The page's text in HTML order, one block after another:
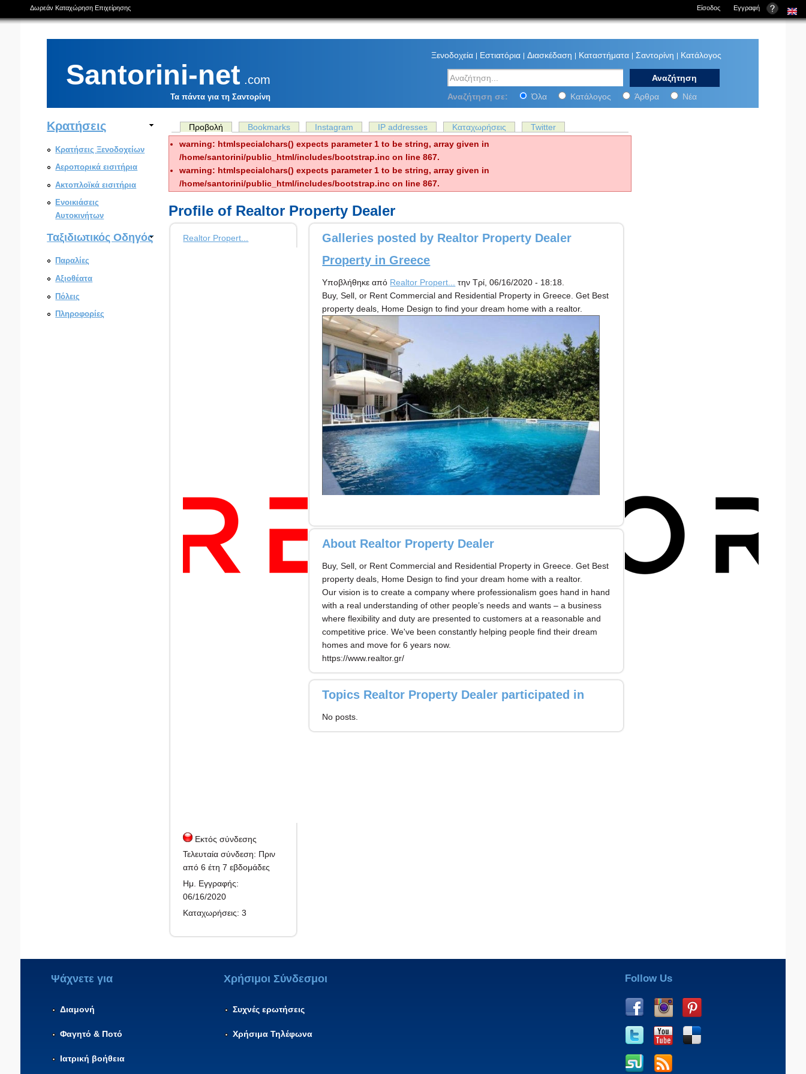
.com
Santorini-net
Τα πάντα για τη Σαντορίνη
Ξενοδοχεία Εστιατόρια Διασκέδαση Καταστήματα Σαντορίνη Κατάλογος
Αναζήτηση στο Santorini-net:
Αναζήτηση σε: Όλα Κατάλογος Άρθρα Νέα
Κρατήσεις
Κρατήσεις Ξενοδοχείων
Αεροπορικά εισιτήρια
Ακτοπλοϊκά εισιτήρια
Ενοικιάσεις
Αυτοκινήτων
Ταξιδιωτικός Οδηγός
Παραλίες
Αξιοθέατα
Πόλεις
Πληροφορίες
Προβολή Bookmarks Instagram IP addresses Καταχωρήσεις
Twitter
warning: htmlspecialchars() expects parameter 1 to be string, array given in
/home/santorini/public_html/includes/bootstrap.inc on line 867.
warning: htmlspecialchars() expects parameter 1 to be string, array given in
/home/santorini/public_html/includes/bootstrap.inc on line 867.
Profile of Realtor Property Dealer
Realtor Propert...
Εκτός σύνδεσης
Τελευταία σύνδεση: Πριν
από 6 έτη 7 εβδομάδες
Ημ. Εγγραφής:
06/16/2020
Καταχωρήσεις: 3
Galleries posted by Realtor Property Dealer
Property in Greece
Υποβλήθηκε από Realtor Propert...
την Τρί, 06/16/2020 - 18:18.
Buy, Sell, or Rent Commercial and Residential Property in Greece. Get Best
property deals, Home Design to find your dream home with a realtor.
About Realtor Property Dealer
Buy, Sell, or Rent Commercial and Residential Property in Greece. Get Best
property deals, Home Design to find your dream home with a realtor.
Our vision is to create a company where professionalism goes hand in hand
with a real understanding of other people’s needs and wants – a business
where flexibility and duty are presented to customers at a reasonable and
competitive price. We've been constantly helping people find their dream
homes and move for 6 years now.
https://www.realtor.gr/
Topics Realtor Property Dealer participated in
No posts.
Ψάχνετε για
Διαμονή
Φαγητό & Ποτό
Ιατρική βοήθεια
Χρήσιμοι Σύνδεσμοι
Συχνές ερωτήσεις
Χρήσιμα Τηλέφωνα
Follow Us
Δωρεάν Καταχώρηση Επιχείρησης Είσοδος Εγγραφή